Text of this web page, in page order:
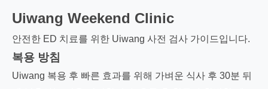
Uiwang Weekend Clinic
안전한 ED 치료를 위한 Uiwang 사전 검사 가이드입니다.
복용 방침
Uiwang 복용 후 빠른 효과를 위해 가벼운 식사 후 30분 뒤